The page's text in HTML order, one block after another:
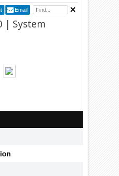
Email
| System